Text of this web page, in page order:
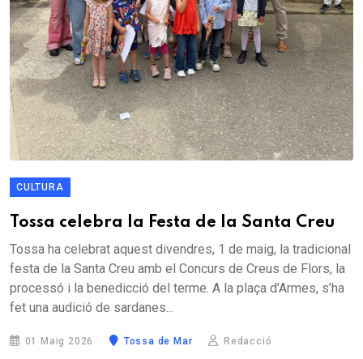
CULTURA
Tossa celebra la Festa de la Santa Creu
Tossa ha celebrat aquest divendres, 1 de maig, la tradicional
festa de la Santa Creu amb el Concurs de Creus de Flors, la
processó i la benedicció del terme. A la plaça d’Armes, s’ha
fet una audició de sardanes...
01 Maig 2026 Tossa de Mar Redacció